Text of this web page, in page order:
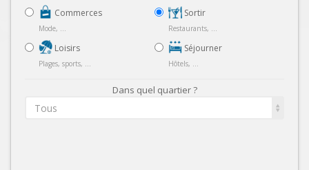
Commerces
Mode, ...
Loisirs
Plages, sports, ...
Sortir
Restaurants, ...
Séjourner
Hôtels, ...
Dans quel quartier ?
Tous